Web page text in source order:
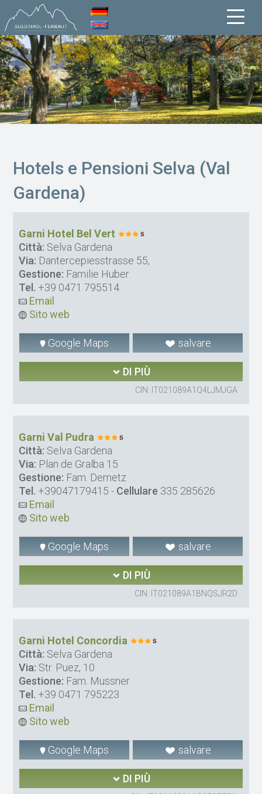
Hotels e Pensioni Selva (Val
Gardena)
Garni Hotel Bel Vert
Città: Selva Gardena
Via: Dantercepiesstrasse 55,
Gestione: Familie Huber
Tel. +39 0471 795514
Email
Sito web
Google Maps salvare
DI PIÙ
CIN: IT021089A1Q4LJMJGA
Garni Val Pudra
Città: Selva Gardena
Via: Plan de Gralba 15
Gestione: Fam. Demetz
Tel. +39047179415 - Cellulare 335 285626
Email
Sito web
Google Maps salvare
DI PIÙ
CIN: IT021089A1BNQSJR2D
Garni Hotel Concordia
Città: Selva Gardena
Via: Str. Puez, 10
Gestione: Fam. Mussner
Tel. +39 0471 795223
Email
Sito web
Google Maps salvare
DI PIÙ